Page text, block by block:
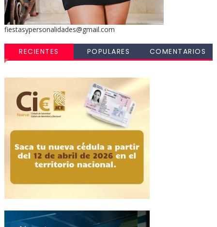
fiestasypersonalidades@gmail.com
RECIENTES POPULARES COMENTARIOS